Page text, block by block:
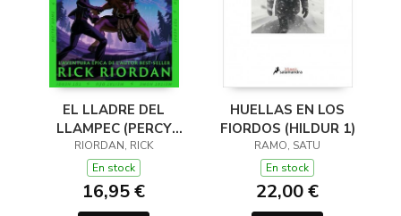
EL LLADRE DEL
LLAMPEC (PERCY
JACKSON I ELS DÉUS
DE L'OLIMP 1)
RIORDAN, RICK
En stock
16,95 €
HUELLAS EN LOS
FIORDOS (HILDUR 1)
RAMO, SATU
En stock
22,00 €